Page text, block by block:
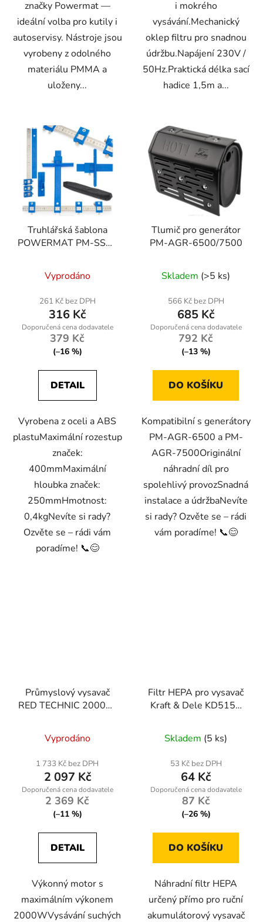
značky Powermat —
ideální volba pro kutily i
autoservisy. Nástroje jsou
vyrobeny z odolného
materiálu PMMA a
uloženy...
i mokrého
vysávání.Mechanický
oklep filtru pro snadnou
údržbu.Napájení 230V /
50Hz.Praktická délka sací
hadice 1,5m a...
Truhlářská šablona
POWERMAT PM-SSO-
Vyprodáno
261 Kč bez DPH
316 Kč
379 Kč
(–16 %)
DETAIL
Vyrobena z oceli a ABS
plastuMaximální rozestup
značek:
400mmMaximální
hloubka značek:
250mmHmotnost:
0,4kgNevíte si rady?
Ozvěte se – rádi vám
poradíme! 📞😊
Tlumič pro generátor
PM-AGR-6500/7500
Skladem (>5 ks)
566 Kč bez DPH
685 Kč
792 Kč
(–13 %)
DO KOŠÍKU
Kompatibilní s generátory
PM-AGR-6500 a PM-
AGR-7500Originální
náhradní díl pro
spolehlivý provozSnadná
instalace a údržbaNevíte
si rady? Ozvěte se – rádi
vám poradíme! 📞😊
Průmyslový vysavač
RED TECHNIC 2000W
RTODP0043
Vyprodáno
1 733 Kč bez DPH
2 097 Kč
2 369 Kč
(–11 %)
DETAIL
Výkonný motor s
maximálním výkonem
2000WVysávání suchých
Filtr HEPA pro vysavač
Kraft & Dele KD5159
Skladem (5 ks)
53 Kč bez DPH
64 Kč
87 Kč
(–26 %)
DO KOŠÍKU
Náhradní filtr HEPA
určený přímo pro ruční
akumulátorový vysavač